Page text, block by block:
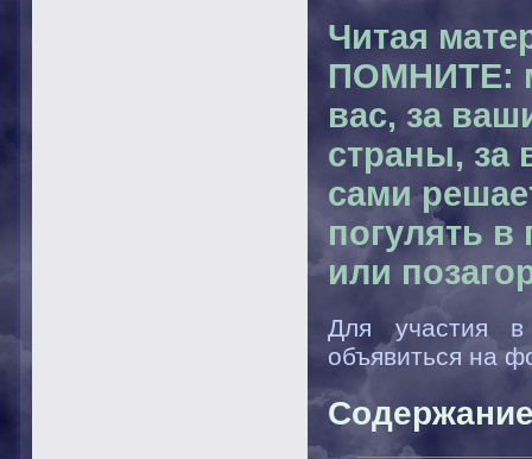
Читая
ПОМНИТЕ:
вас, за
страны, за
сами
погулять в
или
Для участия в
объявиться на